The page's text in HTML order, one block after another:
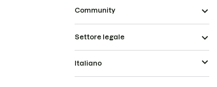
Community
Settore legale
Italiano